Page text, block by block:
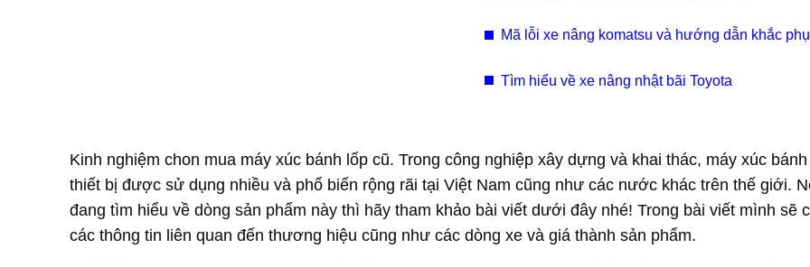
Mã lỗi xe nâng komatsu và hướng dẫn khắc
Tìm hiểu về xe nâng nhật bãi Toyota
Kinh nghiệm chon mua máy xúc bánh lốp cũ. Trong công nghiệp xây dựng và khai thác, máy xúc
thiết bị được sử dụng nhiều và phổ biến rộng rãi tại Việt Nam cũng như các nước khác trên thế giới.
đang tìm hiểu về dòng sản phẩm này thì hãy tham khảo bài viết dưới đây nhé! Trong bài viết mình sẽ
các thông tin liên quan đến thương hiệu cũng như các dòng xe và giá thành sản phẩm.